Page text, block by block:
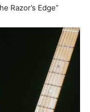
Razor’s Edge”